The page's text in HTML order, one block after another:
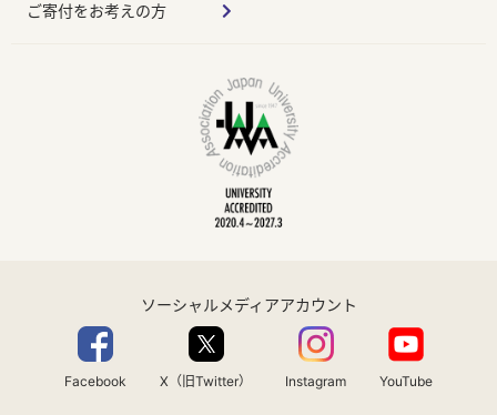
ご寄付をお考えの方
ソーシャルメディアアカウント
Facebook X（旧Twitter） Instagram YouTube